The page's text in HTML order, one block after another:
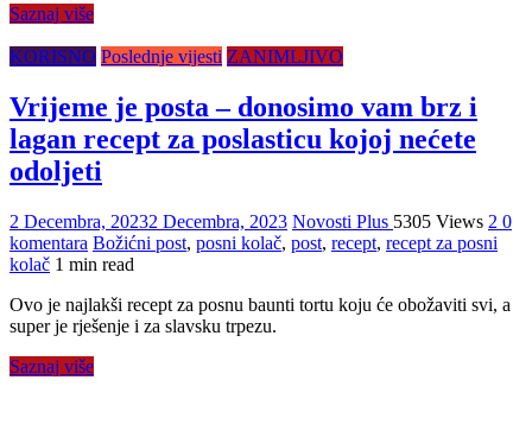
Saznaj više
KORISNO Poslednje vijesti ZANIMLJIVO
Vrijeme je posta – donosimo vam brz i
lagan recept za poslasticu kojoj nećete
odoljeti
2 Decembra, 20232 Decembra, 2023 Novosti Plus 5305 Views 2 0
komentara Božićni post, posni kolač, post, recept, recept za posni
kolač 1 min read
Ovo je najlakši recept za posnu baunti tortu koju će obožaviti svi, a
super je rješenje i za slavsku trpezu.
Saznaj više